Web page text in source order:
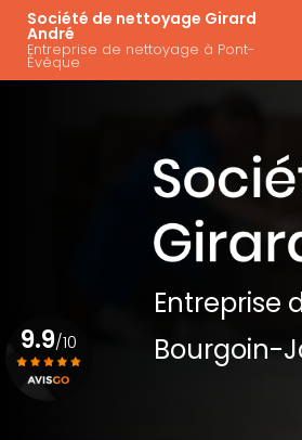
Aller
contenu
principal
Société de nettoyage Girard
André
Entreprise de nettoyage à Pont-
Évêque
Entreprise
Bourgoin-
9.9/10